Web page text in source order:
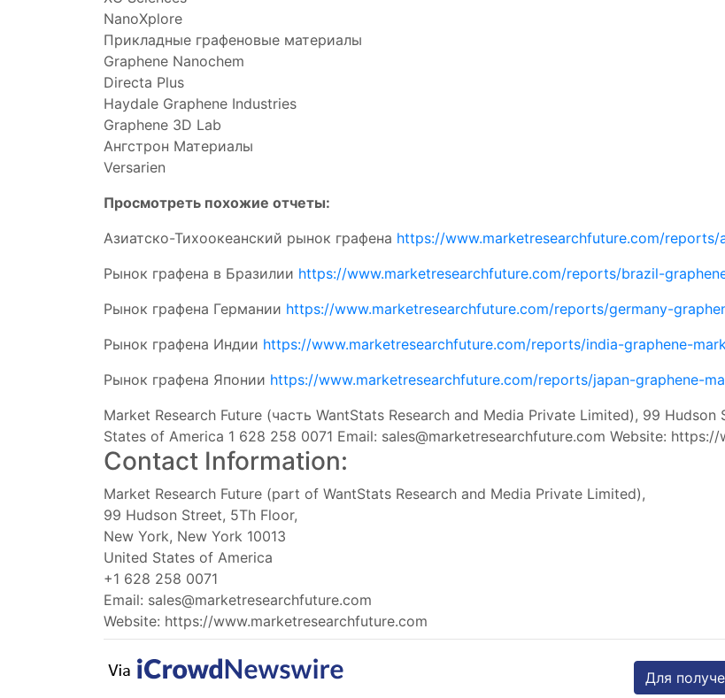
NanoXplore
Прикладные графеновые материалы
Graphene Nanochem
Directa Plus
Haydale Graphene Industries
Graphene 3D Lab
Ангстрон Материалы
Versarien
Просмотреть похожие отчеты:
Азиатско-Тихоокеанский рынок графена https://www.marketresearchfuture.com/
Рынок графена в Бразилии https://www.marketresearchfuture.com/reports/brazil-
Рынок графена Германии https://www.marketresearchfuture.com/reports/germany-
Рынок графена Индии https://www.marketresearchfuture.com/reports/india-graphene-
Рынок графена Японии https://www.marketresearchfuture.com/reports/japan-graphene-
Market Research Future (часть WantStats Research and Media Private Limited), 99
States of America 1 628 258 0071 Email: sales@marketresearchfuture.com Website: https://
Contact Information:
Market Research Future (part of WantStats Research and Media Private Limited),
99 Hudson Street, 5Th Floor,
New York, New York 10013
United States of America
+1 628 258 0071
Email: sales@marketresearchfuture.com
Website: https://www.marketresearchfuture.com
Для